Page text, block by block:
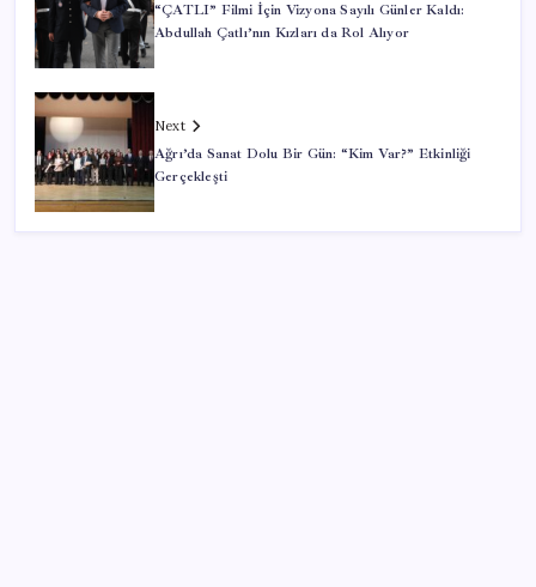
“ÇATLI” Filmi İçin Vizyona Sayılı Günler Kaldı:
Abdullah Çatlı’nın Kızları da Rol Alıyor
Next
Ağrı’da Sanat Dolu Bir Gün: “Kim Var?” Etkinliği
Gerçekleşti